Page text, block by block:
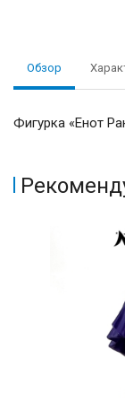
Обзор
Фигурка «Енот